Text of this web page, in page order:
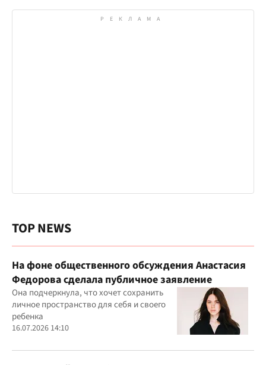
TOP NEWS
На фоне общественного обсуждения Анастасия
Федорова сделала публичное заявление
Она подчеркнула, что хочет сохранить
личное пространство для себя и своего
ребенка
16.07.2026 14:10